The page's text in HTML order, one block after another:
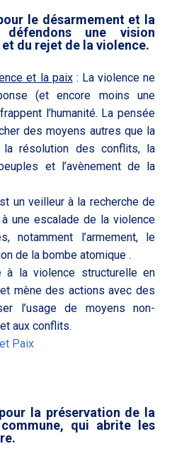
le désarmement et la
défendons une vision
du rejet de la violence.
et la paix: La violence ne
(et encore moins une
l’humanité. La pensée
des moyens autres que la
la résolution des conflits, la
et l’avènement de la
un veilleur à la recherche de
une escalade de la violence
notamment l’armement, le
de la bombe atomique .
à la violence structurelle en
mène des actions avec des
l’usage de moyens non-
aux conflits.
Paix
la préservation de la
qui abrite les